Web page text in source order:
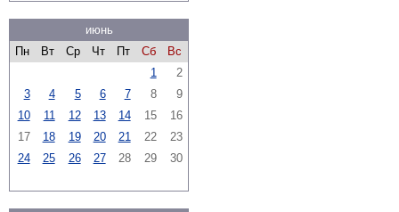
июнь
Пн
Вт Ср Чт Пт Сб
Вс
1
2
3
4 5 6 7 8
9
10
11 12 13 14 15
16
17
18 19 20 21 22
23
24
25 26 27 28 29 30